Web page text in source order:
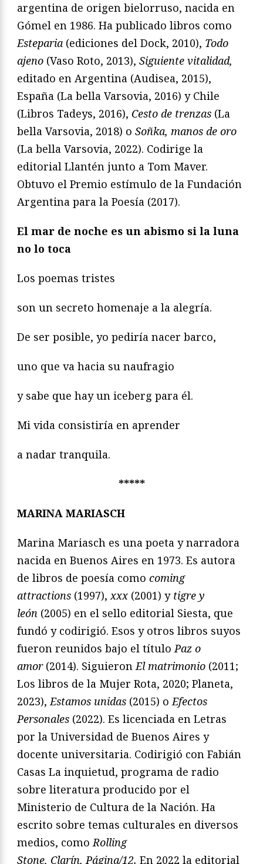
argentina de origen bielorruso, nacida en
Gómel en 1986. Ha publicado libros como
Esteparia (ediciones del Dock, 2010), Todo
ajeno (Vaso Roto, 2013), Siguiente vitalidad,
editado en Argentina (Audisea, 2015),
España (La bella Varsovia, 2016) y Chile
(Libros Tadeys, 2016), Cesto de trenzas (La
bella Varsovia, 2018) o Soñka, manos de oro
(La bella Varsovia, 2022). Codirige la
editorial Llantén junto a Tom Maver.
Obtuvo el Premio estímulo de la Fundación
Argentina para la Poesía (2017).
El mar de noche es un abismo si la luna
no lo toca
Los poemas tristes
son un secreto homenaje a la alegría.
De ser posible, yo pediría nacer barco,
uno que va hacia su naufragio
y sabe que hay un iceberg para él.
Mi vida consistiría en aprender
a nadar tranquila.
*****
MARINA MARIASCH
Marina Mariasch es una poeta y narradora
nacida en Buenos Aires en 1973. Es autora
de libros de poesía como coming
attractions (1997),xxx (2001) y tigre y
león (2005) en el sello editorial Siesta, que
fundó y codirigió. Esos y otros libros suyos
fueron reunidos bajo el títuloPaz o
amor (2014). SiguieronEl matrimonio (2011;
Los libros de la Mujer Rota, 2020; Planeta,
2023),Estamos unidas (2015) oEfectos
Personales (2022). Es licenciada en Letras
por la Universidad de Buenos Aires y
docente universitaria. Codirigió con Fabián
Casas La inquietud, programa de radio
sobre literatura producido por el
Ministerio de Cultura de la Nación. Ha
escrito sobre temas culturales en diversos
medios, comoRolling
Stone, Clarín, Página/12. En 2022 la editorial